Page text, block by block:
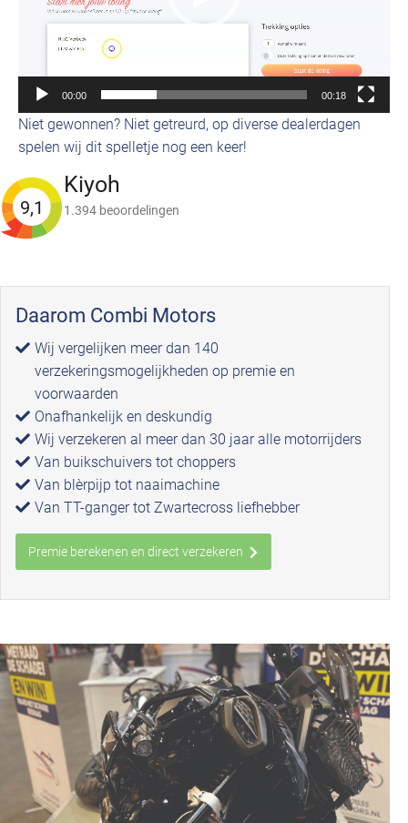
00:00 00:18
Niet gewonnen? Niet getreurd, op diverse dealerdagen
spelen wij dit spelletje nog een keer!
9,1
Kiyoh
1.394 beoordelingen
Daarom Combi Motors
Wij vergelijken meer dan 140
verzekeringsmogelijkheden op premie en
voorwaarden
Onafhankelijk en deskundig
Wij verzekeren al meer dan 30 jaar alle motorrijders
Van buikschuivers tot choppers
Van blèrpijp tot naaimachine
Van TT-ganger tot Zwartecross liefhebber
Premie berekenen en direct verzekeren